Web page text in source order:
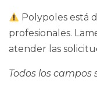
Polypoles está
profesionales.
atender las
Todos los campos